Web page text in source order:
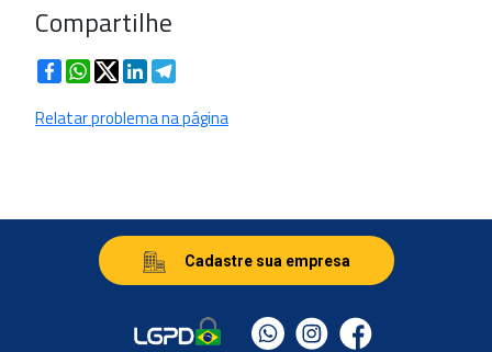
Compartilhe
FacebookWhatsApp
TwitterLinkedIn
Relatar problema na página
Cadastre sua empresa